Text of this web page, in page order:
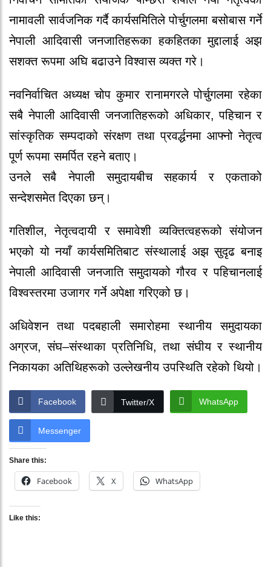
नामावली सार्वजनिक गर्दै कार्यसमितिले पोर्चुगलमा बसोबास गर्ने
नेपाली आदिवासी जनजातिहरूका हकहितका मुद्दालाई अझ
सशक्त रूपमा अघि बढाउने विश्वास व्यक्त गरे।
नवनिर्वाचित अध्यक्ष चोप कुमार रानामगरले पोर्चुगलमा रहेका
सबै नेपाली आदिवासी जनजातिहरूको अधिकार, पहिचान र
सांस्कृतिक सम्पदाको संरक्षण तथा प्रवर्द्धनमा आफ्नो नेतृत्व
पूर्ण रूपमा समर्पित रहने बताए।
उनले सबै नेपाली समुदायबीच सहकार्य र एकताको
सन्देशसमेत दिएका छन्।
गतिशील, नेतृत्वदायी र समावेशी व्यक्तित्वहरूको संयोजन
भएको यो नयाँ कार्यसमितिबाट संस्थालाई अझ सुदृढ बनाइ
नेपाली आदिवासी जनजाति समुदायको गौरव र पहिचानलाई
विश्वस्तरमा उजागर गर्ने अपेक्षा गरिएको छ।
अधिवेशन तथा पदबहाली समारोहमा स्थानीय समुदायका
अग्रज, संघ–संस्थाका प्रतिनिधि, तथा संघीय र स्थानीय
निकायका अतिथिहरूको उल्लेखनीय उपस्थिति रहेको थियो।
Facebook Twitter/X WhatsApp
Messenger
Share this:
Facebook X WhatsApp
Like this: